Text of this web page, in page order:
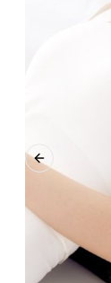
Previous slide